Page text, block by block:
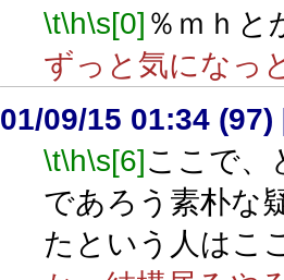
\t\h\s[0] ％ｍｈと
ずっと気になっ
01/09/15 01:34 (97)
\t\h\s[6]ここで、
であろう素朴な
たという人はこ